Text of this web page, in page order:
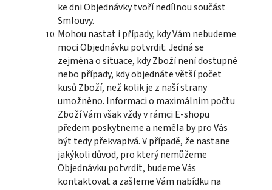
ke dni Objednávky tvoří nedílnou součást
Smlouvy.
Mohou nastat i případy, kdy Vám nebudeme
moci Objednávku potvrdit. Jedná se
zejména o situace, kdy Zboží není dostupné
nebo případy, kdy objednáte větší počet
kusů Zboží, než kolik je z naší strany
umožněno. Informaci o maximálním počtu
Zboží Vám však vždy v rámci E-shopu
předem poskytneme a neměla by pro Vás
být tedy překvapivá. V případě, že nastane
jakýkoli důvod, pro který nemůžeme
Objednávku potvrdit, budeme Vás
kontaktovat a zašleme Vám nabídku na